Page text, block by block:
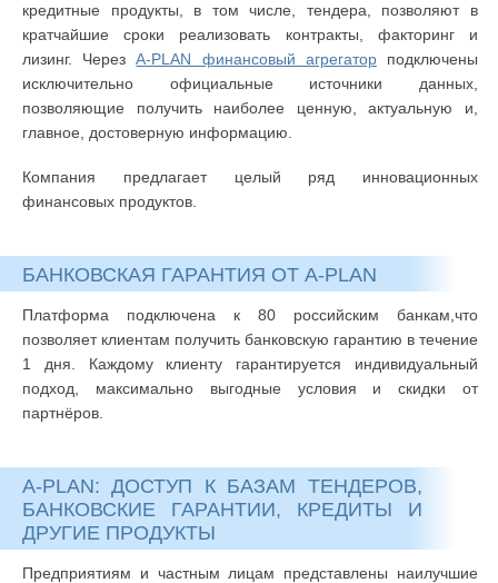
кредитные продукты, в том числе, тендера, позволяют в
кратчайшие сроки реализовать контракты, факторинг и
лизинг. ЧерезA-PLAN финансовый агрегаторподключены
исключительно официальные источники данных,
позволяющие получить наиболее ценную, актуальную и,
главное, достоверную информацию.
Компания предлагает целый ряд инновационных
финансовых продуктов.
БАНКОВСКАЯ ГАРАНТИЯ ОТ A-PLAN
Платформа подключена к 80 российским банкам,что
позволяет клиентам получить банковскую гарантию в течение
1 дня. Каждому клиенту гарантируется индивидуальный
подход, максимально выгодные условия и скидки от
партнёров.
A-PLAN: ДОСТУП К БАЗАМ ТЕНДЕРОВ,
БАНКОВСКИЕ ГАРАНТИИ, КРЕДИТЫ И
ДРУГИЕ ПРОДУКТЫ
Предприятиям и частным лицам представлены наилучшие